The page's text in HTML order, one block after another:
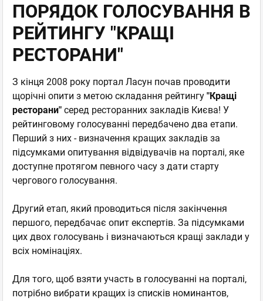
ПОРЯДОК ГОЛОСУВАННЯ В
РЕЙТИНГУ "КРАЩІ
РЕСТОРАНИ"
З кінця 2008 року портал Ласун почав проводити
щорічні опити з метою складання рейтингу "Кращі
ресторани" серед ресторанних закладів Києва! У
рейтинговому голосуванні передбачено два етапи.
Перший з них - визначення кращих закладів за
підсумками опитування відвідувачів на порталі, яке
доступне протягом певного часу з дати старту
чергового голосування.
Другий етап, який проводиться після закінчення
першого, передбачає опит експертів. За підсумками
цих двох голосувань і визначаються кращі заклади у
всіх номінаціях.
Для того, щоб взяти участь в голосуванні на порталі,
потрібно вибрати кращих із списків номинантов,